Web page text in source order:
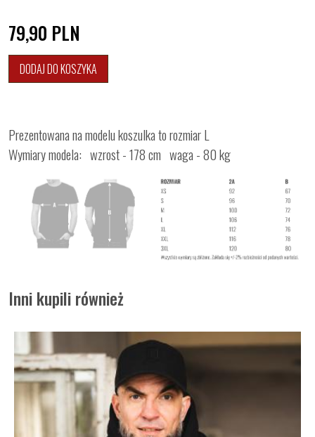
79,90 PLN
DODAJ DO KOSZYKA
Prezentowana na modelu koszulka to rozmiar L
Wymiary modela: wzrost - 178 cm waga - 80 kg
Inni kupili również